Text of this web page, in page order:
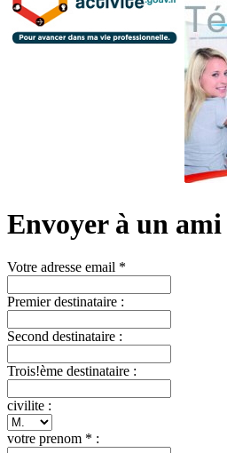
Envoyer à un ami
Votre adresse email *
Premier destinataire :
Second destinataire :
Trois!ème destinataire :
civilite :
votre prenom * :